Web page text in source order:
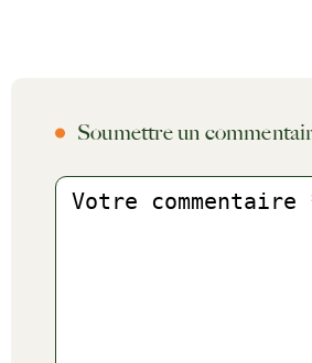
Soumettre un
Commentaire